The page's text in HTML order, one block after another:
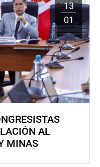
13
01
AL
MINAS